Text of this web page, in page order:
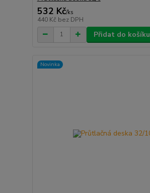
532 Kč/ks
440 Kč bez DPH
Přidat do košíku
Novinka